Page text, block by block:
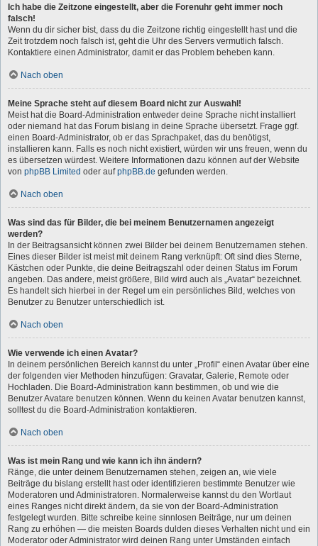
Ich habe die Zeitzone eingestellt, aber die Forenuhr geht immer noch
falsch!
Wenn du dir sicher bist, dass du die Zeitzone richtig eingestellt hast und die
Zeit trotzdem noch falsch ist, geht die Uhr des Servers vermutlich falsch.
Kontaktiere einen Administrator, damit er das Problem beheben kann.
Nach oben
Meine Sprache steht auf diesem Board nicht zur Auswahl!
Meist hat die Board-Administration entweder deine Sprache nicht installiert
oder niemand hat das Forum bislang in deine Sprache übersetzt. Frage ggf.
einen Board-Administrator, ob er das Sprachpaket, das du benötigst,
installieren kann. Falls es noch nicht existiert, würden wir uns freuen, wenn du
es übersetzen würdest. Weitere Informationen dazu können auf der Website
von phpBB Limited oder aufphpBB.de gefunden werden.
Nach oben
Was sind das für Bilder, die bei meinem Benutzernamen angezeigt
werden?
In der Beitragsansicht können zwei Bilder bei deinem Benutzernamen stehen.
Eines dieser Bilder ist meist mit deinem Rang verknüpft: Oft sind dies Sterne,
Kästchen oder Punkte, die deine Beitragszahl oder deinen Status im Forum
angeben. Das andere, meist größere, Bild wird auch als „Avatar“ bezeichnet.
Es handelt sich hierbei in der Regel um ein persönliches Bild, welches von
Benutzer zu Benutzer unterschiedlich ist.
Nach oben
Wie verwende ich einen Avatar?
In deinem persönlichen Bereich kannst du unter „Profil“ einen Avatar über eine
der folgenden vier Methoden hinzufügen: Gravatar, Galerie, Remote oder
Hochladen. Die Board-Administration kann bestimmen, ob und wie die
Benutzer Avatare benutzen können. Wenn du keinen Avatar benutzen kannst,
solltest du die Board-Administration kontaktieren.
Nach oben
Was ist mein Rang und wie kann ich ihn ändern?
Ränge, die unter deinem Benutzernamen stehen, zeigen an, wie viele
Beiträge du bislang erstellt hast oder identifizieren bestimmte Benutzer wie
Moderatoren und Administratoren. Normalerweise kannst du den Wortlaut
eines Ranges nicht direkt ändern, da sie von der Board-Administration
festgelegt wurden. Bitte schreibe keine sinnlosen Beiträge, nur um deinen
Rang zu erhöhen — die meisten Boards dulden dieses Verhalten nicht und ein
Moderator oder Administrator wird deinen Rang unter Umständen einfach